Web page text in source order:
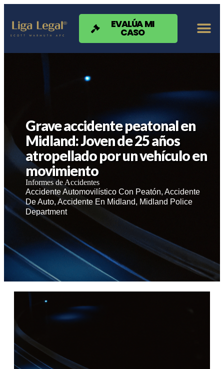
Nota:
sitio
web
EVALÚA MI
CASO
Grave accidente peatonal en
Midland: Joven de 25 años
atropellado por un vehículo en
movimiento
Informes de Accidentes
Accidente Automovilístico Con Peatón,Accidente
De Auto,Accidente En Midland, Midland Police
Department